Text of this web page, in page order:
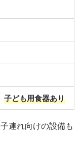
子ども用食器あり
連れ向けの設備も